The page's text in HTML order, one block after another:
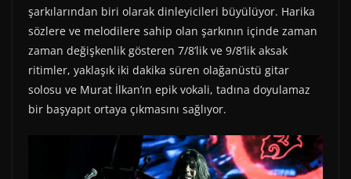
şarkılarından biri olarak dinleyicileri büyülüyor. Harika
sözlere ve melodilere sahip olan şarkının içinde zaman
zaman değişkenlik gösteren 7/8’lik ve 9/8’lik aksak
ritimler, yaklaşık iki dakika süren olağanüstü gitar
solosu ve Murat İlkan’ın epik vokali, tadına doyulamaz
bir başyapıt ortaya çıkmasını sağlıyor.